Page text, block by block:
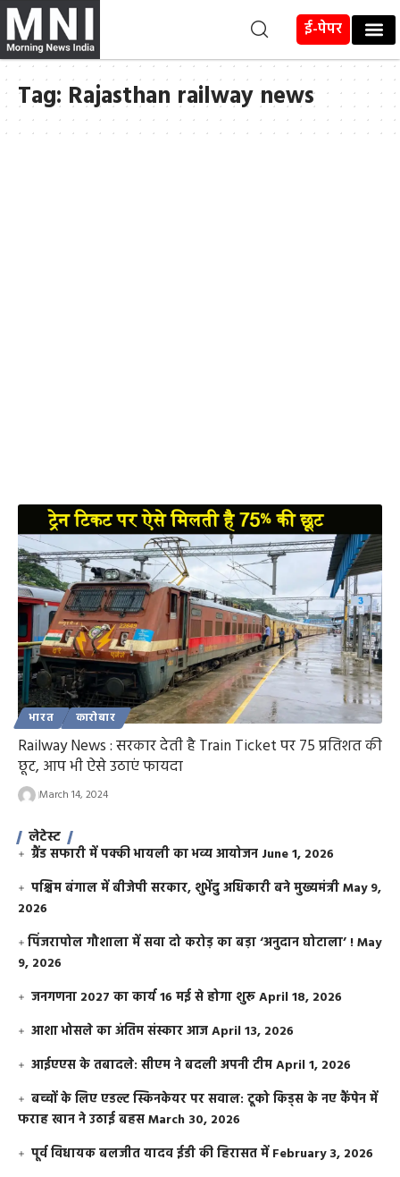
ई-पेपर
Tag: Rajasthan railway news
भारत कारोबार
Railway News : सरकार देती है Train Ticket पर 75 प्रतिशत की
छूट, आप भी ऐसे उठाएं फायदा
March 14, 2024
लेटेस्ट
ग्रैंड सफारी में पक्की भायली का भव्य आयोजन June 1, 2026
पश्चिम बंगाल में बीजेपी सरकार, शुभेंदु अधिकारी बने मुख्यमंत्रीMay 9,
2026
​पिंजरापोल गौशाला में सवा दो करोड़ का बड़ा ‘अनुदान घोटाला’ !May
9, 2026
जनगणना 2027 का कार्य 16 मई से होगा शुरूApril 18, 2026
आशा भोसले का अंतिम संस्कार आजApril 13, 2026
आईएएस के तबादले: सीएम ने बदली अपनी टीमApril 1, 2026
बच्चों के लिए एडल्ट स्किनकेयर पर सवाल: टूको किड्स के नए कैंपेन में
फराह खान ने उठाई बहसMarch 30, 2026
पूर्व विधायक बलजीत यादव ईडी की हिरासत में February 3, 2026